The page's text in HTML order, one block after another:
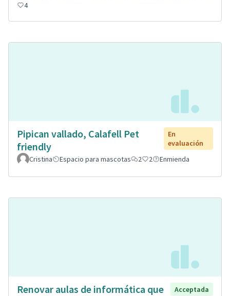
4
Pipican vallado, Calafell Pet
friendly
En
evaluación
Cristina
Espacio para mascotas 2 2 Enmienda
Renovar aulas de informática que
Acceptada